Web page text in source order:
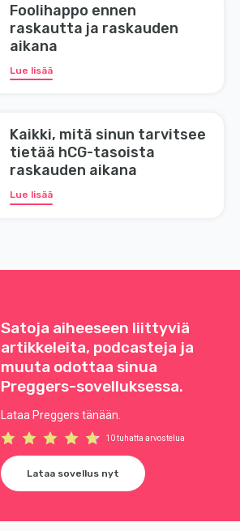
Foolihappo ennen
raskautta ja raskauden
aikana
Lue lisää
Kaikki, mitä sinun tarvitsee
tietää hCG-tasoista
raskauden aikana
Lue lisää
Satoja aiheeseen liittyviä
artikkeleita, podcasteja ja
muuta odottaa sinua
Preggers-sovelluksessa.
Lataa Preggers tänään.
10 tuhatta arvostelua
Lataa sovellus nyt